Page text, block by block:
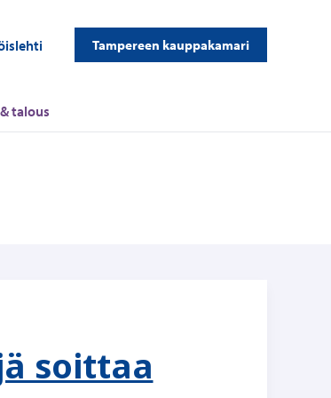
Tampereen kauppakamari
talous
soittaa